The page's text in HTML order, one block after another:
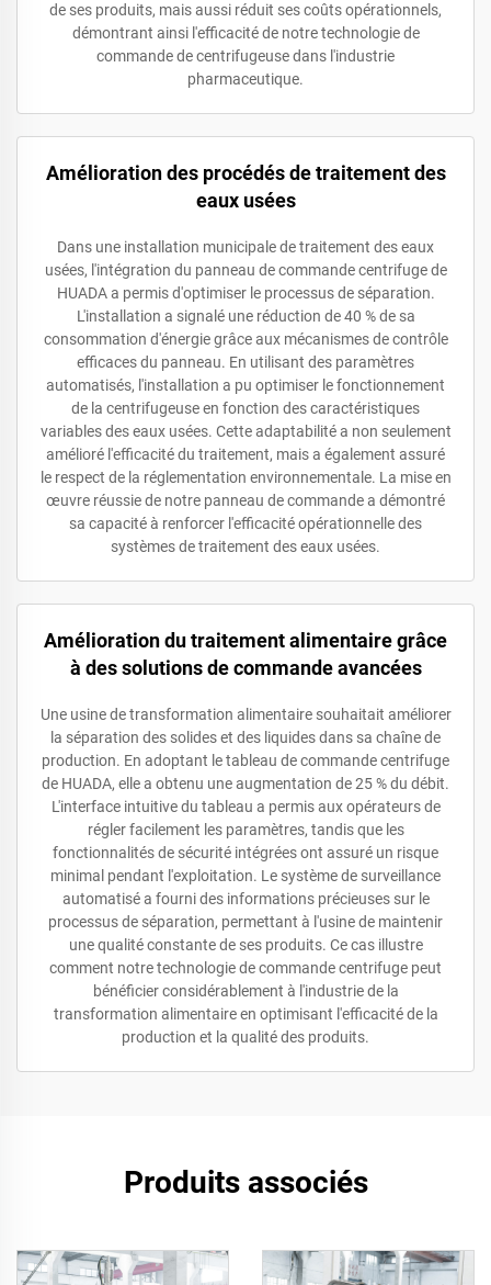
de ses produits, mais aussi réduit ses coûts opérationnels,
démontrant ainsi l'efficacité de notre technologie de
commande de centrifugeuse dans l'industrie
pharmaceutique.
Amélioration des procédés de traitement des
eaux usées
Dans une installation municipale de traitement des eaux
usées, l'intégration du panneau de commande centrifuge de
HUADA a permis d'optimiser le processus de séparation.
L'installation a signalé une réduction de 40 % de sa
consommation d'énergie grâce aux mécanismes de contrôle
efficaces du panneau. En utilisant des paramètres
automatisés, l'installation a pu optimiser le fonctionnement
de la centrifugeuse en fonction des caractéristiques
variables des eaux usées. Cette adaptabilité a non seulement
amélioré l'efficacité du traitement, mais a également assuré
le respect de la réglementation environnementale. La mise en
œuvre réussie de notre panneau de commande a démontré
sa capacité à renforcer l'efficacité opérationnelle des
systèmes de traitement des eaux usées.
Amélioration du traitement alimentaire grâce
à des solutions de commande avancées
Une usine de transformation alimentaire souhaitait améliorer
la séparation des solides et des liquides dans sa chaîne de
production. En adoptant le tableau de commande centrifuge
de HUADA, elle a obtenu une augmentation de 25 % du débit.
L'interface intuitive du tableau a permis aux opérateurs de
régler facilement les paramètres, tandis que les
fonctionnalités de sécurité intégrées ont assuré un risque
minimal pendant l'exploitation. Le système de surveillance
automatisé a fourni des informations précieuses sur le
processus de séparation, permettant à l'usine de maintenir
une qualité constante de ses produits. Ce cas illustre
comment notre technologie de commande centrifuge peut
bénéficier considérablement à l'industrie de la
transformation alimentaire en optimisant l'efficacité de la
production et la qualité des produits.
Produits associés